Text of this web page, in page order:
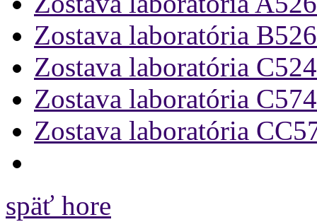
Zostava laboratória B526
Zostava laboratória C524
Zostava laboratória C574
Zostava laboratória
späť hore